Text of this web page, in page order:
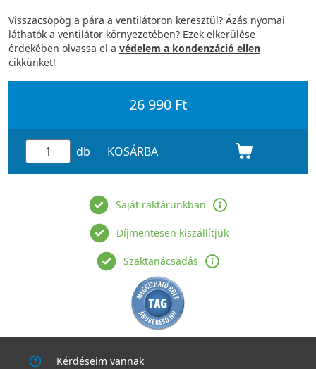
Visszacsöpög a pára a ventilátoron keresztül? Ázás nyomai
láthatók a ventilátor környezetében? Ezek elkerülése
érdekében olvassa el a védelem a kondenzáció ellen
cikkünket!
26 990 Ft
db KOSÁRBA
Saját raktárunkban
Díjmentesen kiszállítjuk
Szaktanácsadás
Kérdéseim vannak